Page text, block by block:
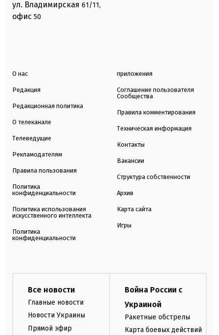
ул. Владимирская 61/11,
офис 50
О нас
Редакция
Редакционная политика
О телеканале
Телеведущие
Рекламодателям
Правила пользования
Политика
конфиденциальности
Политика использования
искусственного интеллекта
Политика
конфиденциальности
приложения
Соглашение пользователя
Сообщества
Правила комментирования
Техническая информация
Контакты
Вакансии
Структура собственности
Архив
Карта сайта
Игры
Все новости
Главные новости
Новости Украины
Прямой эфир
Война России с
Украиной
Ракетные обстрелы
Карта боевых действий